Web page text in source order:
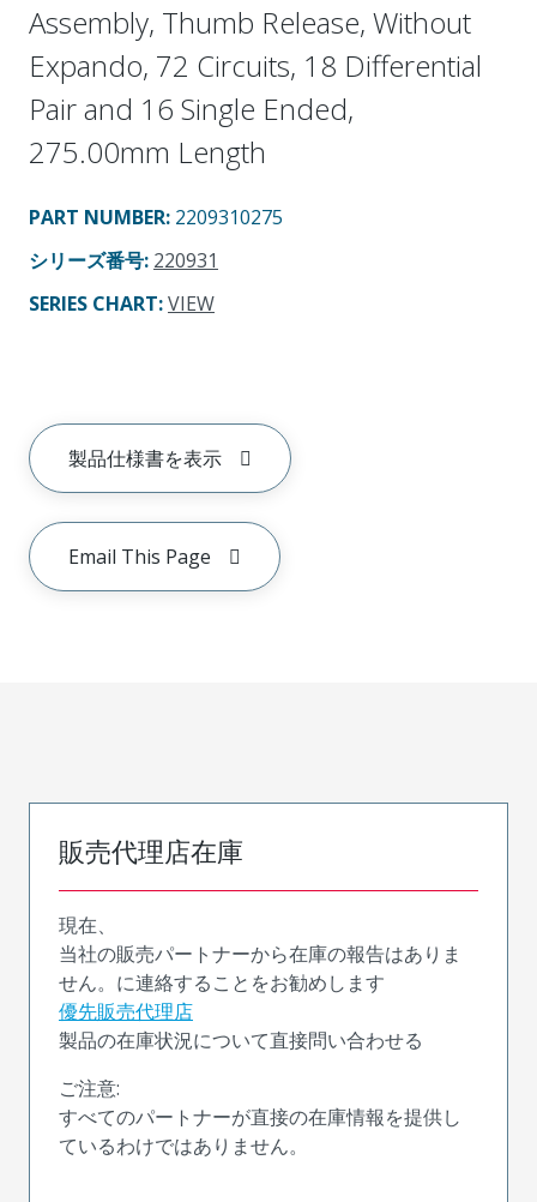
Assembly, Thumb Release, Without
Expando, 72 Circuits, 18 Differential
Pair and 16 Single Ended,
275.00mm Length
PART NUMBER: 2209310275
シリーズ番号: 220931
SERIES CHART:VIEW
製品仕様書を表示
Email This Page
販売代理店在庫
現在、
当社の販売パートナーから在庫の報告はありま
せん。に連絡することをお勧めします
優先販売代理店
製品の在庫状況について直接問い合わせる
ご注意:
すべてのパートナーが直接の在庫情報を提供し
ているわけではありません。